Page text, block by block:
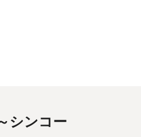
シンコー